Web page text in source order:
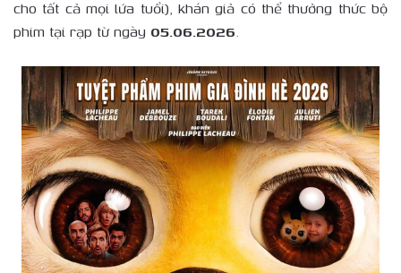
cho tất cả mọi lứa tuổi), khán giả có thể thưởng thức bộ
phim tại rạp từ ngày 05.06.2026.